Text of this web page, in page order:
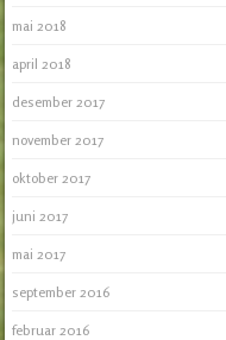
mai 2018
april 2018
desember 2017
november 2017
oktober 2017
juni 2017
mai 2017
september 2016
februar 2016